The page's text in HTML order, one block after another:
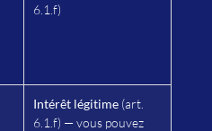
6.1.f)
Intérêt légitime (art.
6.1.f) — vous pouvez